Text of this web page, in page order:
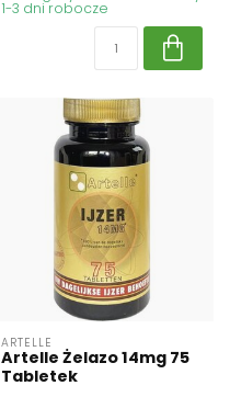
1-3 dni robocze
ARTELLE
Artelle Żelazo 14mg 75
Tabletek